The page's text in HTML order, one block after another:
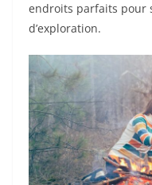
endroits parfaits pour
d’exploration.